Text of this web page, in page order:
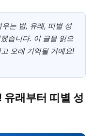
는 법, 유래, 띠별 성
습니다. 이 글을 읽으
오래 기억될 거예요!
래부터 띠별 성